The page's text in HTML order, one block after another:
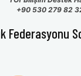
+90 530 279 82
Federasyonu